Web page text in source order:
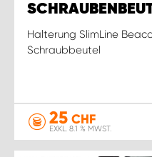
Halterung SlimLine
Schraubbeutel
25 CHF
EXKL. 8.1 % MWST.